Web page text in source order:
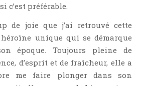
c’est préférable.
de joie que j’ai retrouvé cette
unique qui se démarque
époque. Toujours pleine de
d’esprit et de fraîcheur, elle a
me faire plonger dans son